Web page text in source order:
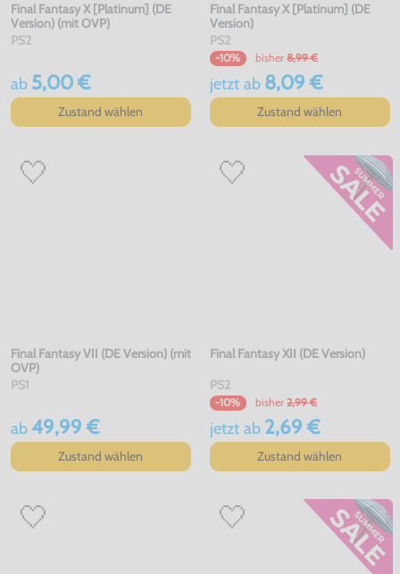
Final Fantasy X [Platinum] (DE
Version) (mit OVP)
PS2
ab 5,00 €
Zustand wählen
Final Fantasy X [Platinum] (DE
Version)
PS2
-10% bisher 8,99 €
jetzt ab 8,09 €
Zustand wählen
Final Fantasy VII (DE Version) (mit
OVP)
PS1
ab49,99 €
Zustand wählen
Final Fantasy XII (DE Version)
PS2
-10% bisher 2,99 €
jetzt ab 2,69 €
Zustand wählen